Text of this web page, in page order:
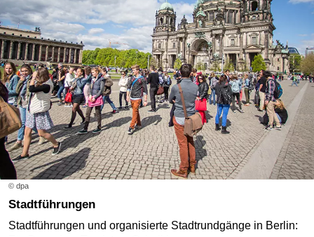
© dpa
Stadtführungen
Stadtführungen und organisierte Stadtrundgänge in Berlin: